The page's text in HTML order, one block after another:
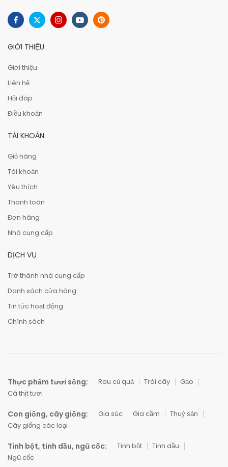
GIỚI THIỆU
Giới thiệu
Liên hệ
Hỏi đáp
Điều khoản
TÀI KHOẢN
Giỏ hàng
Tài khoản
Yêu thích
Thanh toán
Đơn hàng
Nhà cung cấp
DỊCH VỤ
Trở thành nhà cung cấp
Danh sách cửa hàng
Tin tức hoạt động
Chính sách
Thực phẩm tươi sống: Rau củ quả Trái cây
Gạo
Cá thịt tươi
Con giống, cây giống: Gia súc Gia cầm
Thuỷ sản
Cây giống các loại
Tinh bột, tinh dầu, ngũ cốc: Tinh bột
Tinh dầu
Ngũ cốc